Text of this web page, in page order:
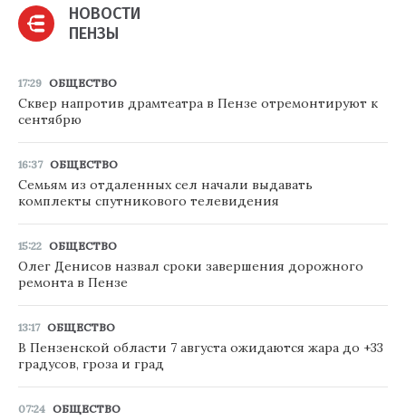
НОВОСТИ
ПЕНЗЫ
17:29 ОБЩЕСТВО
Сквер напротив драмтеатра в Пензе отремонтируют к
сентябрю
16:37 ОБЩЕСТВО
Семьям из отдаленных сел начали выдавать
комплекты спутникового телевидения
15:22 ОБЩЕСТВО
Олег Денисов назвал сроки завершения дорожного
ремонта в Пензе
13:17 ОБЩЕСТВО
В Пензенской области 7 августа ожидаются жара до +33
градусов, гроза и град
07:24 ОБЩЕСТВО